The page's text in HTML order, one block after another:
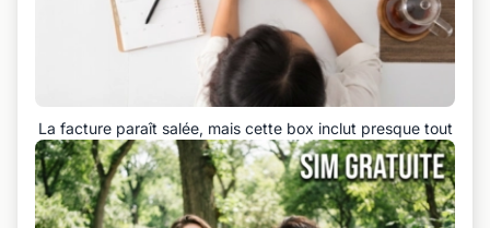
La facture paraît salée, mais cette box inclut presque tout